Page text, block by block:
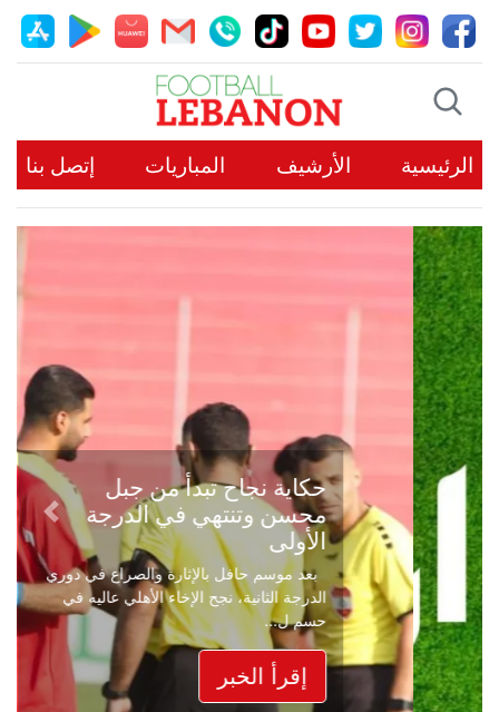
الرئيسية الأرشيف المباريات إتصل بنا
حكاية نجاح تبدأ من جبل
محسن وتنتهي في الدرجة
الأولى
بعد موسم حافل بالإثارة والصراع في دوري
الدرجة الثانية، نجح الإخاء الأهلي عاليه في
حسم ل...
إقرأ الخبر
Previous
Next